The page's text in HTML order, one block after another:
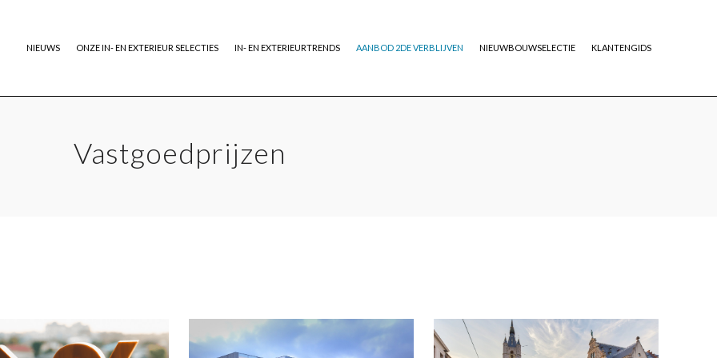
NIEUWS ONZE IN- EN EXTERIEUR SELECTIES IN- EN EXTERIEURTRENDS AANBOD 2DE VERBLIJVEN NIEUWBOUWSELECTIE KLANTENGIDS
Vastgoedprijzen